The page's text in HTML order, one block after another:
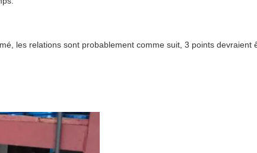
les relations sont probablement comme suit, 3 points devraient